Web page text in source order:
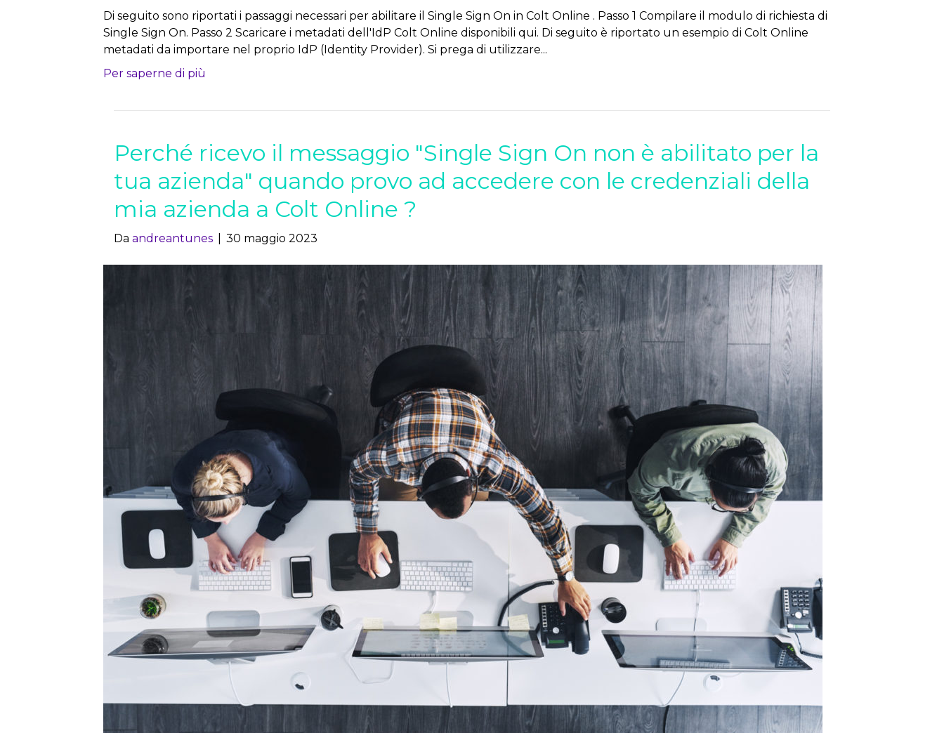
Di seguito sono riportati i passaggi necessari per abilitare il Single Sign On in Colt Online . Passo 1 Compilare il modulo di richiesta di
Single Sign On. Passo 2 Scaricare i metadati dell'IdP Colt Online disponibili qui. Di seguito è riportato un esempio di Colt Online
metadati da importare nel proprio IdP (Identity Provider). Si prega di utilizzare...
Per saperne di più
Perché ricevo il messaggio "Single Sign On non è abilitato per la
tua azienda" quando provo ad accedere con le credenziali della
mia azienda a Colt Online ?
Da andreantunes 30 maggio 2023